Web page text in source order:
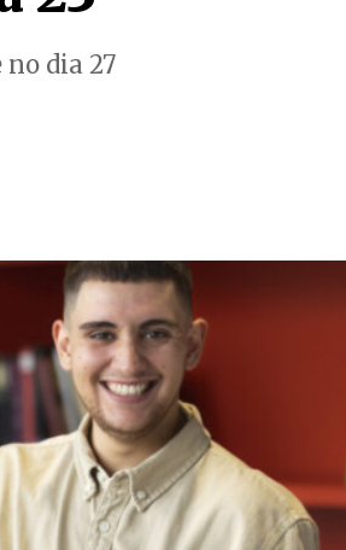
dia 27